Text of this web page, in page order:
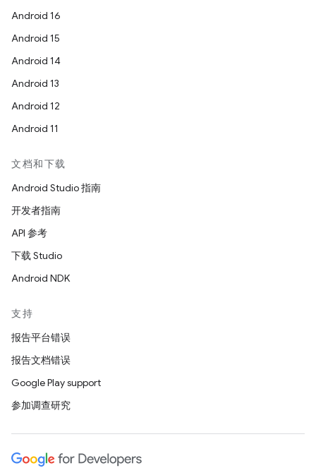
Android 16
Android 15
Android 14
Android 13
Android 12
Android 11
文档和下载
Android Studio 指南
开发者指南
API 参考
下载 Studio
Android NDK
支持
报告平台错误
报告文档错误
Google Play support
参加调查研究